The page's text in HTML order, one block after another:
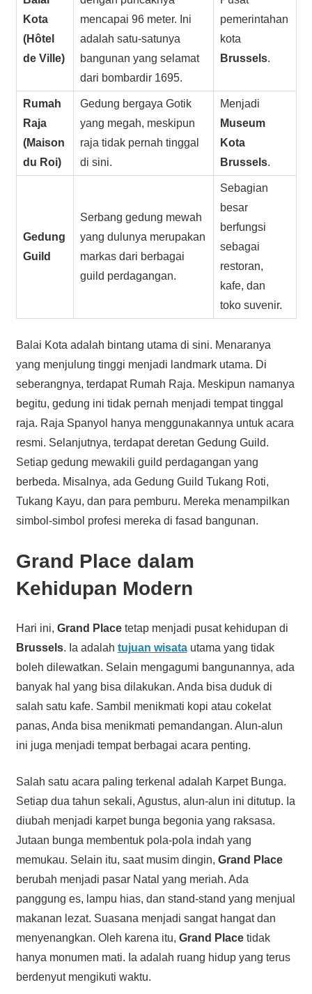
Kota
(Hôtel
de Ville)
mencapai 96 meter. Ini
adalah satu-satunya
bangunan yang selamat
dari bombardir 1695.
pemerintahan
kota
Brussels.
Rumah
Raja
(Maison
du Roi)
Gedung bergaya Gotik
yang megah, meskipun
raja tidak pernah tinggal
di sini.
Menjadi
Museum
Kota
Brussels.
Gedung
Guild
Serbang gedung mewah
yang dulunya merupakan
markas dari berbagai
guild perdagangan.
Sebagian
besar
berfungsi
sebagai
restoran,
kafe, dan
toko suvenir.
Balai Kota adalah bintang utama di sini. Menaranya
yang menjulung tinggi menjadi landmark utama. Di
seberangnya, terdapat Rumah Raja. Meskipun namanya
begitu, gedung ini tidak pernah menjadi tempat tinggal
raja. Raja Spanyol hanya menggunakannya untuk acara
resmi. Selanjutnya, terdapat deretan Gedung Guild.
Setiap gedung mewakili guild perdagangan yang
berbeda. Misalnya, ada Gedung Guild Tukang Roti,
Tukang Kayu, dan para pemburu. Mereka menampilkan
simbol-simbol profesi mereka di fasad bangunan.
Grand Place dalam
Kehidupan Modern
Hari ini, Grand Placetetap menjadi pusat kehidupan di
Brussels. Ia adalah tujuan wisatautama yang tidak
boleh dilewatkan. Selain mengagumi bangunannya, ada
banyak hal yang bisa dilakukan. Anda bisa duduk di
salah satu kafe. Sambil menikmati kopi atau cokelat
panas, Anda bisa menikmati pemandangan. Alun-alun
ini juga menjadi tempat berbagai acara penting.
Salah satu acara paling terkenal adalah Karpet Bunga.
Setiap dua tahun sekali, Agustus, alun-alun ini ditutup. Ia
diubah menjadi karpet bunga begonia yang raksasa.
Jutaan bunga membentuk pola-pola indah yang
memukau. Selain itu, saat musim dingin, Grand Place
berubah menjadi pasar Natal yang meriah. Ada
panggung es, lampu hias, dan stand-stand yang menjual
makanan lezat. Suasana menjadi sangat hangat dan
menyenangkan. Oleh karena itu, Grand Placetidak
hanya monumen mati. Ia adalah ruang hidup yang terus
berdenyut mengikuti waktu.